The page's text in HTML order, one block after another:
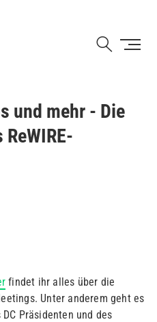
und mehr - Die
findet ihr alles über die
Unter anderem geht es
Präsidenten und des